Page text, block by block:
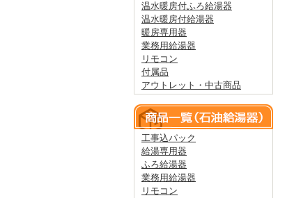
温水暖房付ふろ給湯器
温水暖房付給湯器
暖房専用器
業務用給湯器
リモコン
付属品
アウトレット・中古商品
工事込パック
給湯専用器
ふろ給湯器
業務用給湯器
リモコン